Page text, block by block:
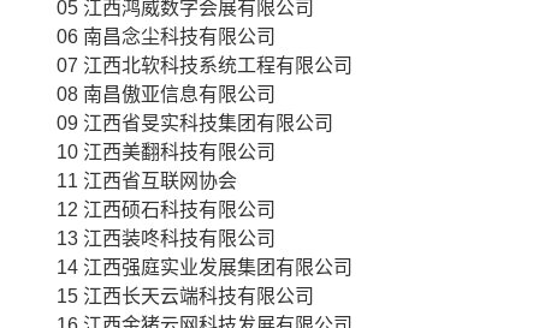
05 江西鸿威数字会展有限公司
06 南昌念尘科技有限公司
07 江西北软科技系统工程有限公司
08 南昌傲亚信息有限公司
09 江西省旻实科技集团有限公司
10 江西美翻科技有限公司
11 江西省互联网协会
12 江西硕石科技有限公司
13 江西装咚科技有限公司
14 江西强庭实业发展集团有限公司
15 江西长天云端科技有限公司